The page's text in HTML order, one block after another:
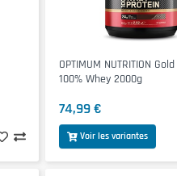
OPTIMUM NUTRITION
100% Whey 2000g
74,99 €
Voir les variantes